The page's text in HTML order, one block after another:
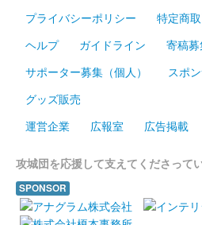
プライバシーポリシー
特定商
ヘルプ
ガイドライン
寄稿
サポーター募集（個人）
スポ
グッズ販売
運営企業
広報室 広告掲載
攻城団を応援して支えてくださって
SPONSOR